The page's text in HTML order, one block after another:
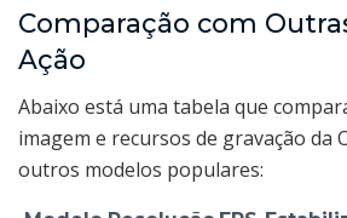
Comparação com
Ação
Abaixo está uma tabela que
imagem e recursos de gravação da
outros modelos populares: